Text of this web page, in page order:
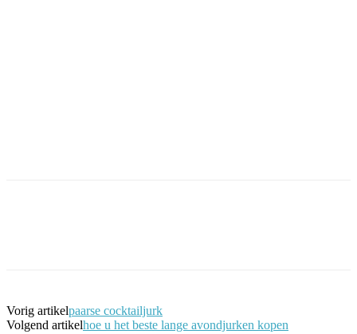
Vorig artikelpaarse cocktailjurk
Volgend artikelhoe u het beste lange avondjurken kopen